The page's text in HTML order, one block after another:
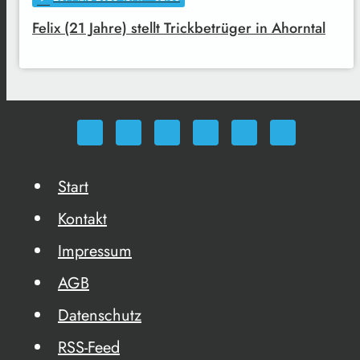
Felix (21 Jahre) stellt Trickbetrüger in Ahorntal
Start
Kontakt
Impressum
AGB
Datenschutz
RSS-Feed